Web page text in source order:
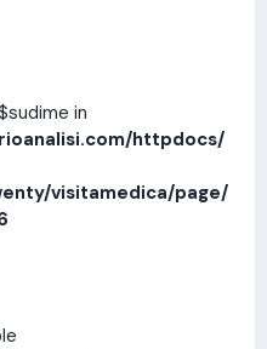
in
httpdocs/
visitamedica/page/